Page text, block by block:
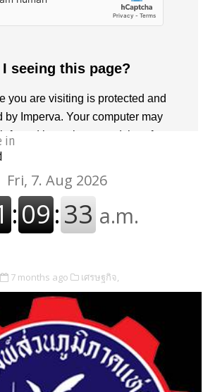
in
7 months ago เศรษฐกิจ,